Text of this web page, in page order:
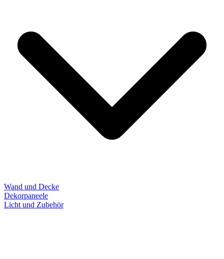
Wand und Decke
Dekorpaneele
Licht und Zubehör